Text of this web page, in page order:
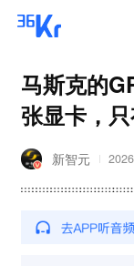
马斯克的
张显卡，
新智元